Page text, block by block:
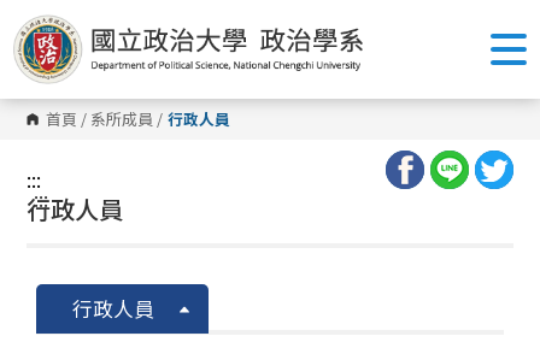
跳
到
主
要
內
容
區 首頁 / 系所成員 / 行政人員
:::
:::
行政人員
行政人員